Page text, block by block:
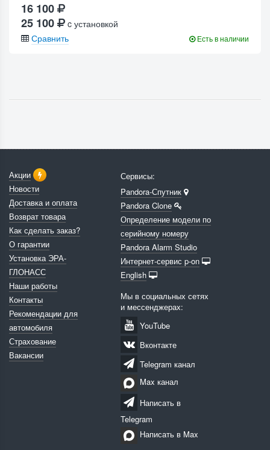
16 100
25 100
c установкой
Сравнить
Есть в наличии
Акции
Новости
Доставка и оплата
Возврат товара
Как сделать заказ?
О гарантии
Установка ЭРА-
ГЛОНАСС
Наши работы
Контакты
Рекомендации для
автомобиля
Страхование
Вакансии
Сервисы:
Pandora-Спутник
Pandora Clone
Определение модели по
серийному номеру
Pandora Alarm Studio
Интернет-сервис p-on
English
Мы в социальных сетях
и мессенджерах:
YouTube
Вконтакте
Telegram канал
Max канал
Написать в
Telegram
Написать в Max